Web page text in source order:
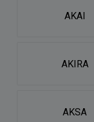
AKAI
AKIRA
AKSA